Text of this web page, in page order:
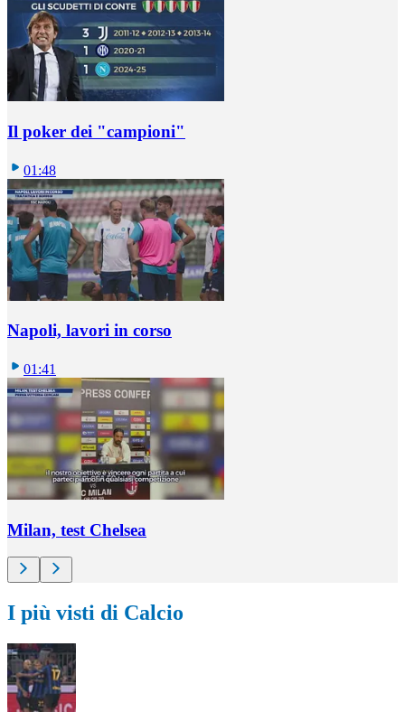
Il poker dei "campioni"
01:48
Napoli, lavori in corso
01:41
Milan, test Chelsea
I più visti di Calcio